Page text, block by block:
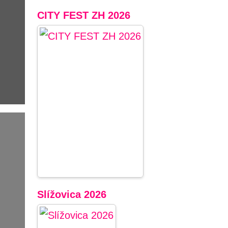
CITY FEST ZH 2026
Slížovica 2026